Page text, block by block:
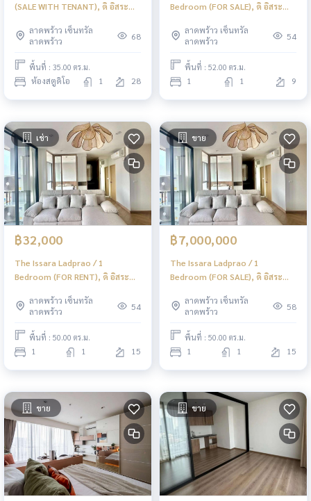
(SALE WITH TENANT), ดิ อิสระ
เช่า) JSMN399
ลาดพร้าว เซ็นทรัล
ลาดพร้าว
68
พื้นที่ : 35.00 ตร.ม.
ห้องสตูดิโอ 1 28
Bedroom (FOR SALE), ดิ อิสระ
JSMN416
ลาดพร้าว เซ็นทรัล
ลาดพร้าว
54
พื้นที่ : 52.00 ตร.ม.
1 1 9
เช่า
฿32,000
The Issara Ladprao / 1
Bedroom (FOR RENT), ดิ อิสระ
JSMN415
ลาดพร้าว เซ็นทรัล
ลาดพร้าว
54
พื้นที่ : 50.00 ตร.ม.
1 1 15
ขาย
฿7,000,000
The Issara Ladprao / 1
Bedroom (FOR SALE), ดิ อิสระ
JSMN415
ลาดพร้าว เซ็นทรัล
ลาดพร้าว
58
พื้นที่ : 50.00 ตร.ม.
1 1 15
ขาย ขาย